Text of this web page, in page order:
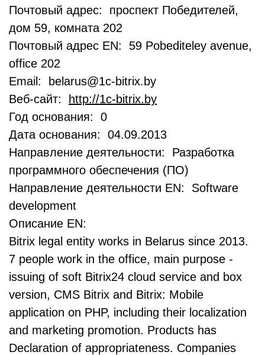
Почтовый адрес: проспект Победителей,
дом 59, комната 202
Почтовый адрес EN: 59 Pobediteley avenue,
office 202
Email: belarus@1c-bitrix.by
Веб-сайт:
http://1c-bitrix.by
Год основания: 0
Дата основания: 04.09.2013
Направление деятельности: Разработка
программного обеспечения (ПО)
Направление деятельности EN: Software
development
Описание EN:
Bitrix legal entity works in Belarus since 2013.
7 people work in the office, main purpose -
issuing of soft Bitrix24 cloud service and box
version, CMS Bitrix and Bitrix: Mobile
application on PHP, including their localization
and marketing promotion. Products has
Declaration of appropriateness. Companies